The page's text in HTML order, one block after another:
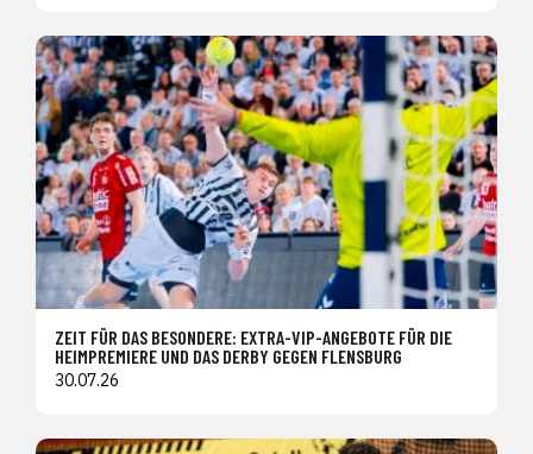
ZEIT FÜR DAS BESONDERE: EXTRA-VIP-ANGEBOTE FÜR DIE
HEIMPREMIERE UND DAS DERBY GEGEN FLENSBURG
30.07.26